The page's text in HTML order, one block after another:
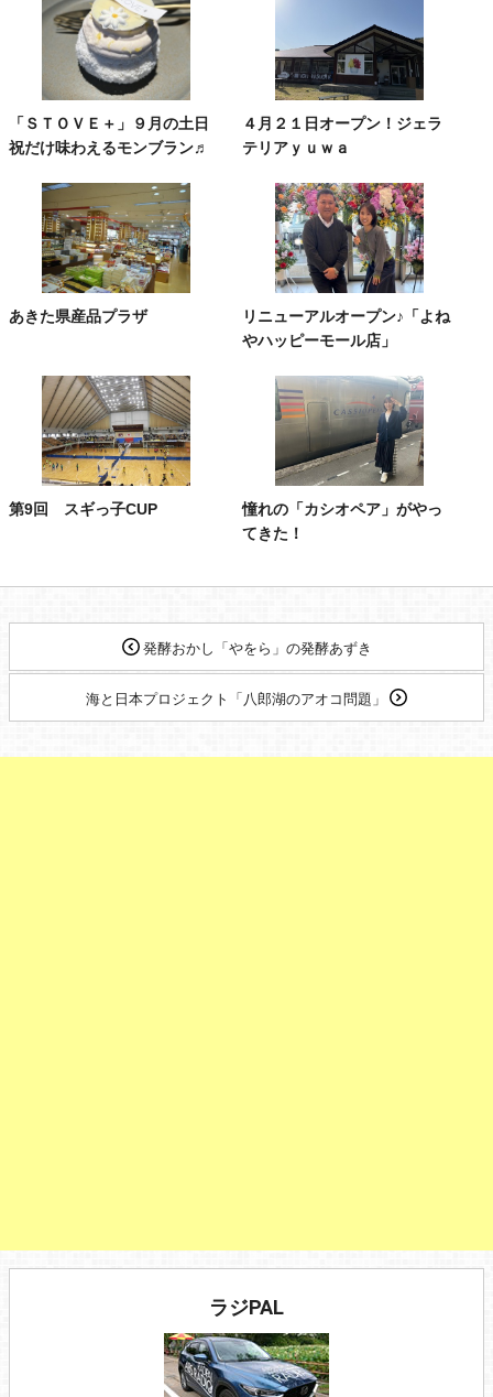
「ＳＴＯＶＥ＋」９月の土日
祝だけ味わえるモンブラン♬
４月２１日オープン！ジェラ
テリアｙｕｗａ
あきた県産品プラザ
リニューアルオープン♪「よね
やハッピーモール店」
第9回 スギっ子CUP
憧れの「カシオペア」がやっ
てきた！
発酵おかし「やをら」の発酵あずき
海と日本プロジェクト「八郎湖のアオコ問題」
ラジPAL